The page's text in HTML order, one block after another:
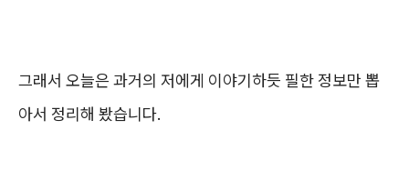
그래서 오늘은 과거의 저에게 이야기하듯 필한 정보만 뽑
아서 정리해 봤습니다.